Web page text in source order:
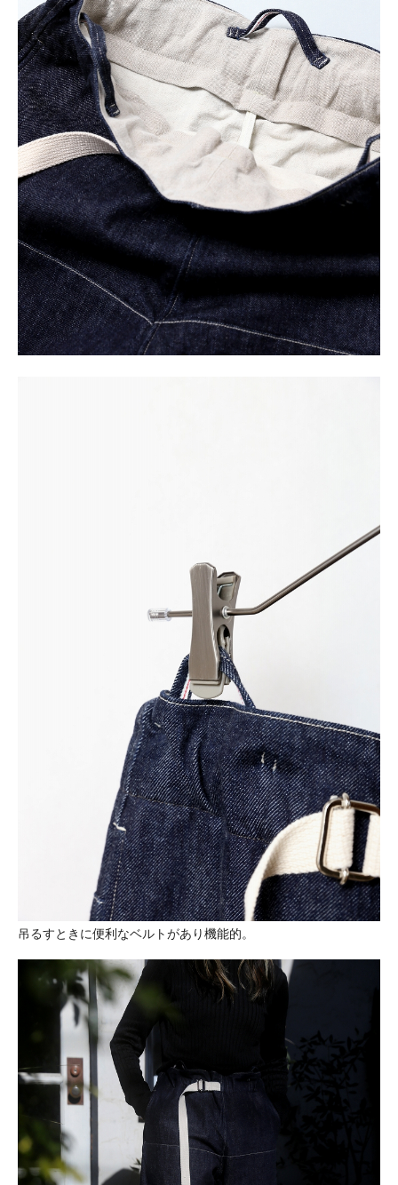
吊るすときに便利なベルトがあり機能的。